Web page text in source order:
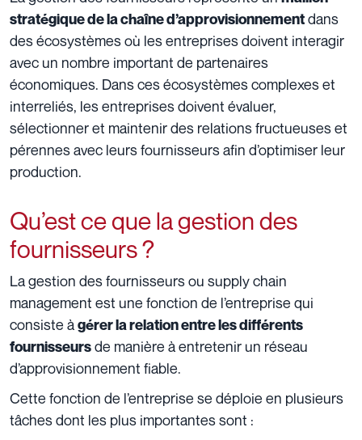
stratégique de la chaîne d’approvisionnementdans
des écosystèmes où les entreprises doivent interagir
avec un nombre important de partenaires
économiques. Dans ces écosystèmes complexes et
interreliés, les entreprises doivent évaluer,
sélectionner et maintenir des relations fructueuses et
pérennes avec leurs fournisseurs afin d’optimiser leur
production.
Qu’est ce que la gestion des
fournisseurs ?
La gestion des fournisseurs ou supply chain
management est une fonction de l’entreprise qui
consiste àgérer la relation entre les différents
fournisseursde manière à entretenir un réseau
d’approvisionnement fiable.
Cette fonction de l’entreprise se déploie en plusieurs
tâches dont les plus importantes sont :